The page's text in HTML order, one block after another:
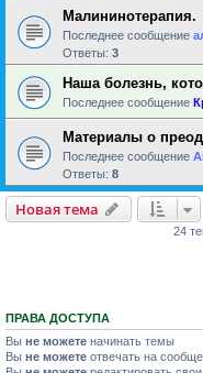
Малининотерапия.
Последнее сообщение
Ответы: 3
Наша болезнь,
Последнее сообщение
Материалы о
Последнее сообщение
Ответы: 8
Новая тема
24
ПРАВА ДОСТУПА
Вы не можете начинать темы
Вы не можете отвечать на